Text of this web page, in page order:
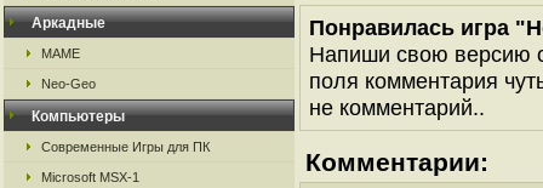
Аркадные
MAME
Neo-Geo
Компьютеры
Современные Игры для ПК
Microsoft MSX-1
Понравилась игра
Напиши свою версию
поля комментария
не комментарий..
Комментарии: